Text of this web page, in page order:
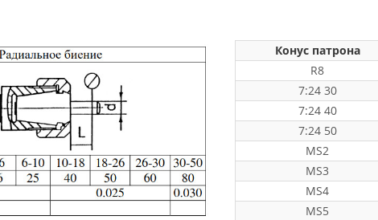
Конус патрона
R8
7:24 30
7:24 40
7:24 50
MS2
MS3
MS4
MS5